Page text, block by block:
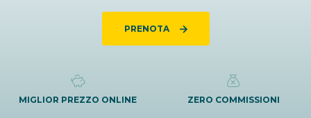
PRENOTA
MIGLIOR PREZZO ONLINE ZERO COMMISSIONI